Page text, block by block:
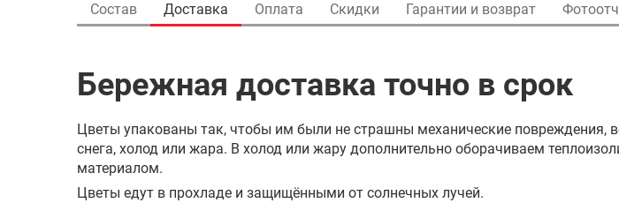
Состав Доставка Оплата Скидки Гарантии и возврат
Бережная доставка точно в срок
Цветы упакованы так, чтобы им были не страшны механические повреждения,
снега, холод или жара. В холод или жару дополнительно оборачиваем
материалом.
Цветы едут в прохладе и защищёнными от солнечных лучей.